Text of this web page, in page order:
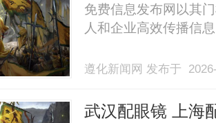
免费信息发布网以其
人和企业高效传播信
遵化新闻网 发布于
武汉配眼镜 上海